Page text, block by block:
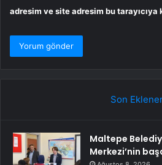
adresim ve site adresim bu tarayıcıya
Son
Maltepe
Merkezi’nin